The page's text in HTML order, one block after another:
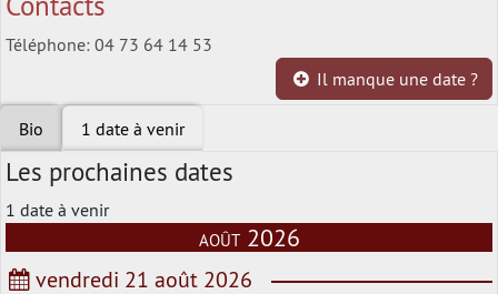
Téléphone: 04 73 64 14 53
Il manque une date ?
Bio 1 date à venir
Les prochaines dates
1 date à venir
août 2026
vendredi 21 août 2026